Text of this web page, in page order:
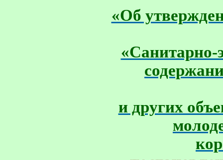
«Об
«Санитарно-
и других